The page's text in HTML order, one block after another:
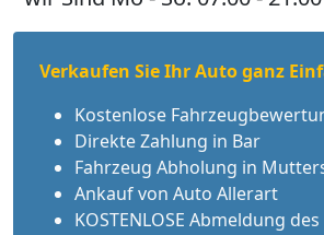
Verkaufen Sie Ihr Auto ganz
Kostenlose
Direkte Zahlung in Bar
Fahrzeug Abholung in
Ankauf von Auto Allerart
KOSTENLOSE Abmeldung